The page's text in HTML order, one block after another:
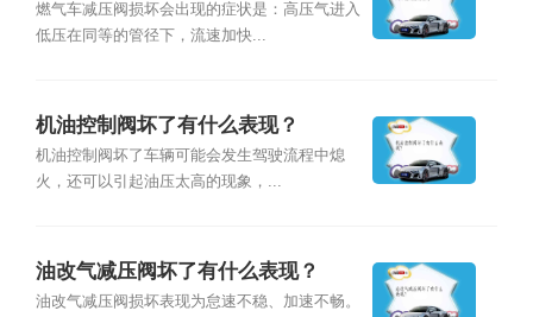
燃气车减压阀损坏会出现的症状是：高压气进入
低压在同等的管径下，流速加快...
机油控制阀坏了有什么表现？
机油控制阀坏了车辆可能会发生驾驶流程中熄
火，还可以引起油压太高的现象，...
油改气减压阀坏了有什么表现？
油改气减压阀损坏表现为怠速不稳、加速不畅。